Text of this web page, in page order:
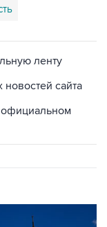
ленту
сайта
официальном